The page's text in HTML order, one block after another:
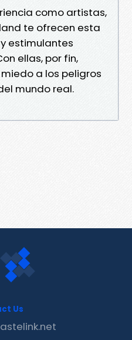
como artistas,
te ofrecen esta
estimulantes
ellas, por fin,
a los peligros
mundo real.
Us